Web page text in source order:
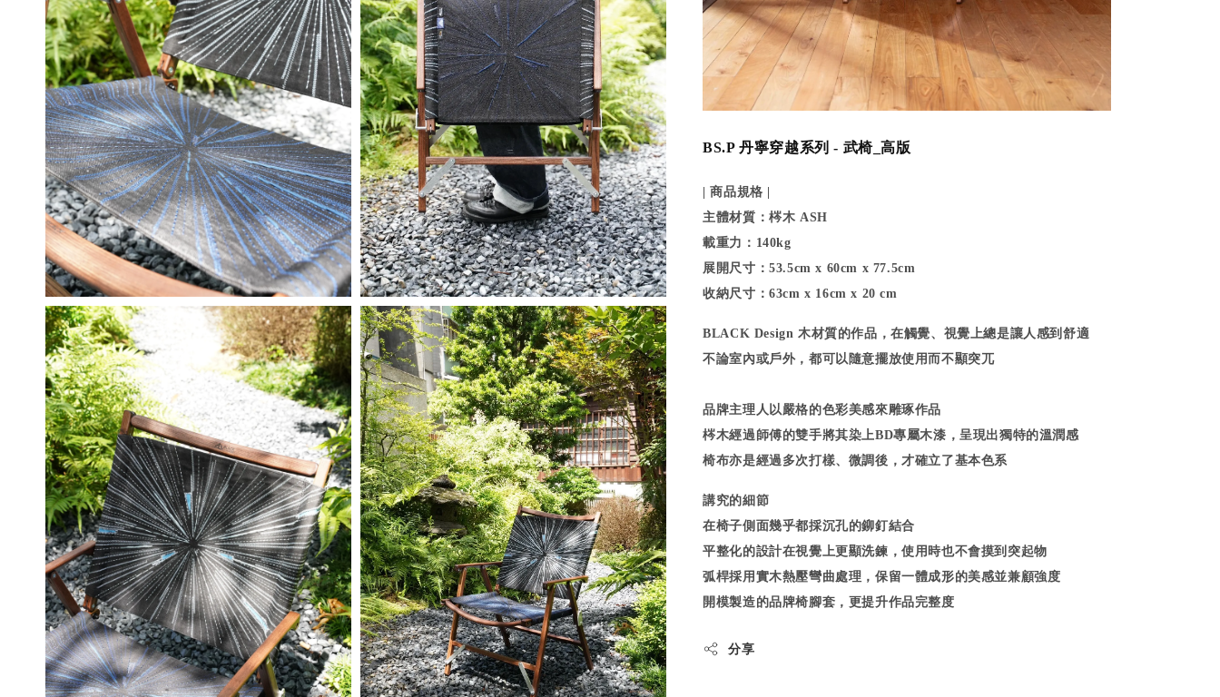
BS.P 丹寧穿越系列 - 武椅_高版
| 商品規格 |
主體材質：梣木 ASH
載重力：140kg
展開尺寸：53.5cm x 60cm x 77.5cm
收納尺寸：63cm x 16cm x 20 cm
BLACK Design 木材質的作品，在觸覺、視覺上總是讓人感到舒適
不論室內或戶外，都可以隨意擺放使用而不顯突兀
品牌主理人以嚴格的色彩美感來雕琢作品
梣木經過師傅的雙手將其染上BD專屬木漆，呈現出獨特的溫潤感
椅布亦是經過多次打樣、微調後，才確立了基本色系
講究的細節
在椅子側面幾乎都採沉孔的鉚釘結合
平整化的設計在視覺上更顯洗鍊，使用時也不會摸到突起物
弧桿採用實木熱壓彎曲處理，保留一體成形的美感並兼顧強度
開模製造的品牌椅腳套，更提升作品完整度
分享